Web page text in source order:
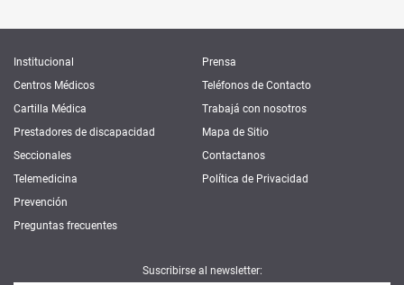
Institucional
Centros Médicos
Cartilla Médica
Prestadores de discapacidad
Seccionales
Telemedicina
Prevención
Preguntas frecuentes
Prensa
Teléfonos de Contacto
Trabajá con nosotros
Mapa de Sitio
Contactanos
Política de Privacidad
Suscribirse al newsletter: